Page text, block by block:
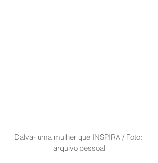
Dalva- uma mulher que INSPIRA / Foto:
arquivo pessoal